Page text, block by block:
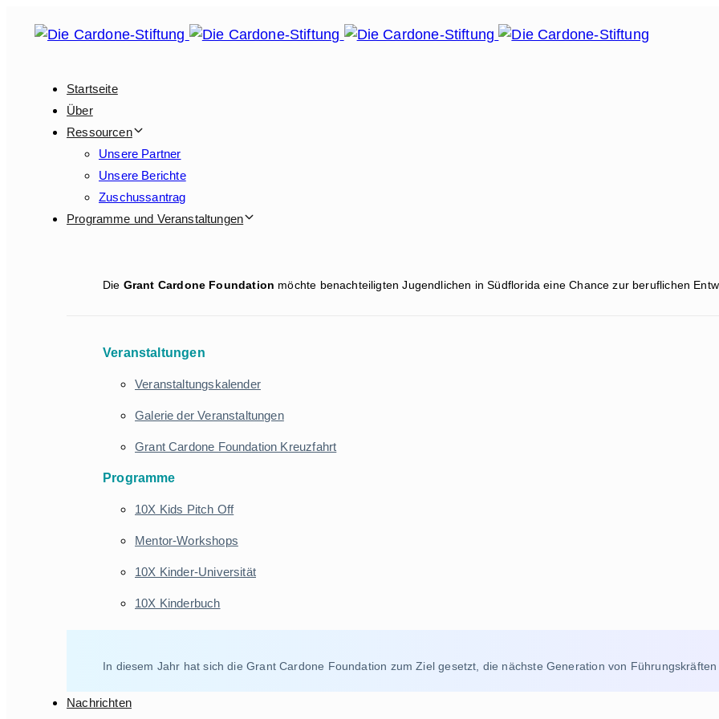
überspringen
Hauptnavigation
Startseite
Über
Ressourcen
Unsere Partner
Unsere Berichte
Zuschussantrag
Programme und Veranstaltungen
Die Grant Cardone Foundation möchte benachteiligten Jugendlichen in Südflorida eine Chance zur beruflichen
Veranstaltungen
Veranstaltungskalender
Galerie der Veranstaltungen
Grant Cardone Foundation Kreuzfahrt
Programme
10X Kids Pitch Off
Mentor-Workshops
10X Kinder-Universität
10X Kinderbuch
In diesem Jahr hat sich die Grant Cardone Foundation zum Ziel gesetzt, die nächste Generation von Führungskräften
Nachrichten